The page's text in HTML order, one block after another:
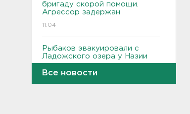
бригаду скорой помощи.
Агрессор задержан
11:04
Рыбаков эвакуировали с
Ладожского озера у Назии
10:37
Все новости